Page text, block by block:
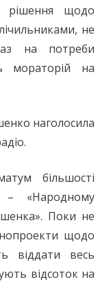
рішення щодо
не
на потреби
мораторій на
наголосила
більшості
– «Народному
Поки не
щодо
віддати весь
відсоток на